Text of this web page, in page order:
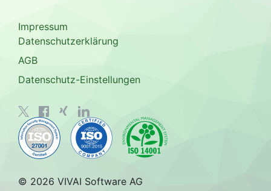
Impressum
Datenschutzerklärung
AGB
Datenschutz-Einstellungen
© 2026 VIVAI Software AG